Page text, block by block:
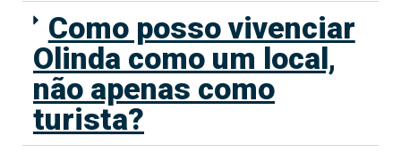
Como posso vivenciar
Olinda como um local,
não apenas como
turista?